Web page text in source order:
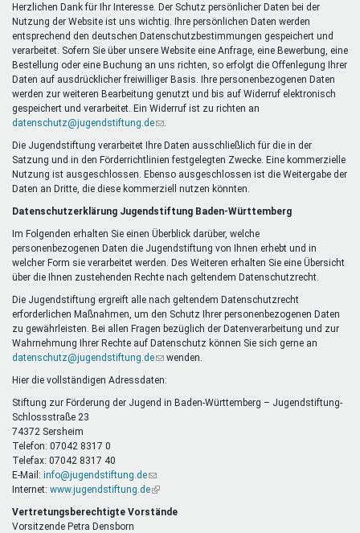
Mentoren & Projekte
Schule & Beruf
Demokratie & Beteiligung
Herzlichen Dank für Ihr Interesse. Der Schutz persönlicher Daten bei der
Nutzung der Website ist uns wichtig. Ihre persönlichen Daten werden
entsprechend den deutschen Datenschutzbestimmungen gespeichert und
verarbeitet. Sofern Sie über unsere Website eine Anfrage, eine Bewerbung, eine
Bestellung oder eine Buchung an uns richten, so erfolgt die Offenlegung Ihrer
Daten auf ausdrücklicher freiwilliger Basis. Ihre personenbezogenen Daten
werden zur weiteren Bearbeitung genutzt und bis auf Widerruf elektronisch
gespeichert und verarbeitet. Ein Widerruf ist zu richten an
datenschutz@jugendstiftung.de(Link
E-
Mail)
Die Jugendstiftung verarbeitet Ihre Daten ausschließlich für die in der
Satzung und in den Förderrichtlinien festgelegten Zwecke. Eine kommerzielle
Nutzung ist ausgeschlossen. Ebenso ausgeschlossen ist die Weitergabe der
Daten an Dritte, die diese kommerziell nutzen könnten.
Datenschutzerklärung Jugendstiftung Baden-Württemberg
Im Folgenden erhalten Sie einen Überblick darüber, welche
personenbezogenen Daten die Jugendstiftung von Ihnen erhebt und in
welcher Form sie verarbeitet werden. Des Weiteren erhalten Sie eine Übersicht
über die Ihnen zustehenden Rechte nach geltendem Datenschutzrecht.
Die Jugendstiftung ergreift alle nach geltendem Datenschutzrecht
erforderlichen Maßnahmen, um den Schutz Ihrer personenbezogenen Daten
zu gewährleisten. Bei allen Fragen bezüglich der Datenverarbeitung und zur
Wahrnehmung Ihrer Rechte auf Datenschutz können Sie sich gerne an
datenschutz@jugendstiftung.de(Link
E-
Mail)
wenden.
Hier die vollständigen Adressdaten:
Stiftung zur Förderung der Jugend in Baden-Württemberg – Jugendstiftung-
Schlossstraße 23
74372 Sersheim
Telefon: 07042 8317 0
Telefax: 07042 8317 40
E-Mail: info@jugendstiftung.de(Link
sendet
Mail)
Internet: www.jugendstiftung.de(Link
extern)
Vertretungsberechtigte Vorstände
Vorsitzende Petra Densborn